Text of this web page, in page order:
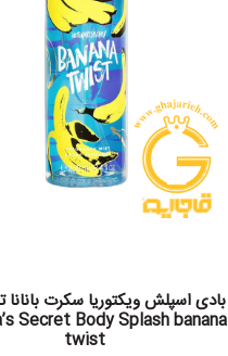
بادی اسپلش ویکتوریا سکرت
Secret Body Splash banana
twist